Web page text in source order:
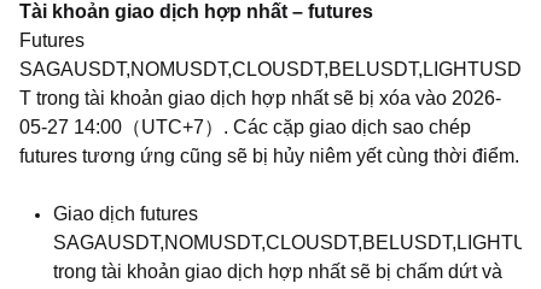
Tài khoản giao dịch hợp nhất – futures
Futures
SAGAUSDT,NOMUSDT,CLOUSDT,BELUSDT,LIGHTUSD
T trong tài khoản giao dịch hợp nhất sẽ bị xóa vào 2026-
05-27 14:00（UTC+7）. Các cặp giao dịch sao chép
futures tương ứng cũng sẽ bị hủy niêm yết cùng thời điểm.
Giao dịch futures
trong tài khoản giao dịch hợp nhất sẽ bị chấm dứt và